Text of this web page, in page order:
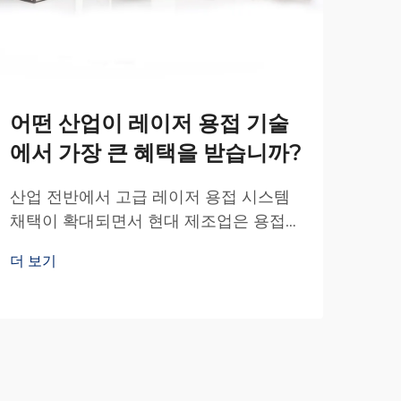
어떤 산업이 레이저 용접 기술
에서 가장 큰 혜택을 받습니까?
산업 전반에서 고급 레이저 용접 시스템
채택이 확대되면서 현대 제조업은 용접
습니다. 레이저 용접 장비는 기존의 전통
더 보기